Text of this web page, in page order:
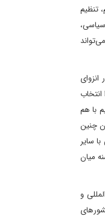
تنظیم
با هم
چنین
سایر
میان
و